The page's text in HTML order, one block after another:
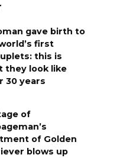
gave birth to
first
this is
they look like
30 years
of
of Golden
blows up